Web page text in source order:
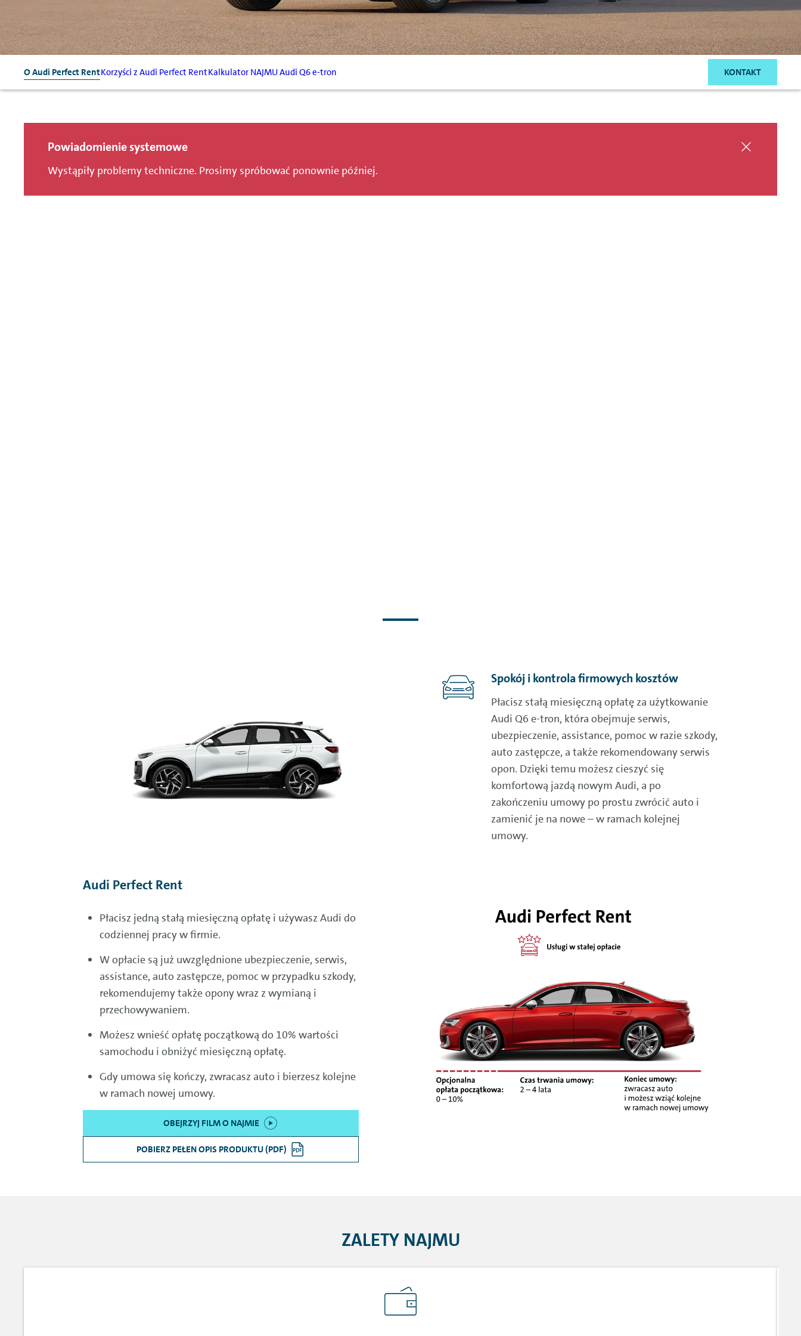
O Audi Perfect RentKorzyści z Audi Perfect RentKalkulator NAJMU Audi Q6 e-tron KONTAKT
Powiadomienie systemowe
Wystąpiły problemy techniczne. Prosimy spróbować ponownie później.
Spokój i kontrola firmowych kosztów
Płacisz stałą miesięczną opłatę za użytkowanie
Audi Q6 e-tron, która obejmuje serwis,
ubezpieczenie, assistance, pomoc w razie szkody,
auto zastępcze, a także rekomendowany serwis
opon. Dzięki temu możesz cieszyć się
komfortową jazdą nowym Audi, a po
zakończeniu umowy po prostu zwrócić auto i
zamienić je na nowe – w ramach kolejnej
umowy.
Audi Perfect Rent
Płacisz jedną stałą miesięczną opłatę i używasz Audi do
codziennej pracy w firmie.
W opłacie są już uwzględnione ubezpieczenie, serwis,
assistance, auto zastępcze, pomoc w przypadku szkody,
rekomendujemy także opony wraz z wymianą i
przechowywaniem.
Możesz wnieść opłatę początkową do 10% wartości
samochodu i obniżyć miesięczną opłatę.
Gdy umowa się kończy, zwracasz auto i bierzesz kolejne
w ramach nowej umowy.
OBEJRZYJ FILM O NAJMIE
POBIERZ PEŁEN OPIS PRODUKTU (PDF)
ZALETY NAJMU